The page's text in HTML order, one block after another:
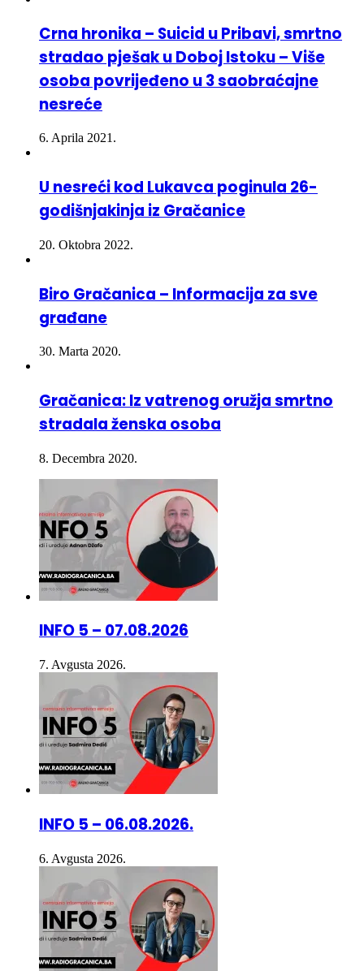
Crna hronika – Suicid u Pribavi, smrtno
stradao pješak u Doboj Istoku – Više
osoba povrijeđeno u 3 saobraćajne
nesreće
6. Aprila 2021.
U nesreći kod Lukavca poginula 26-
godišnjakinja iz Gračanice
20. Oktobra 2022.
Biro Gračanica – Informacija za sve
građane
30. Marta 2020.
Gračanica: Iz vatrenog oružja smrtno
stradala ženska osoba
8. Decembra 2020.
INFO 5 – 07.08.2026
7. Avgusta 2026.
INFO 5 – 06.08.2026.
6. Avgusta 2026.